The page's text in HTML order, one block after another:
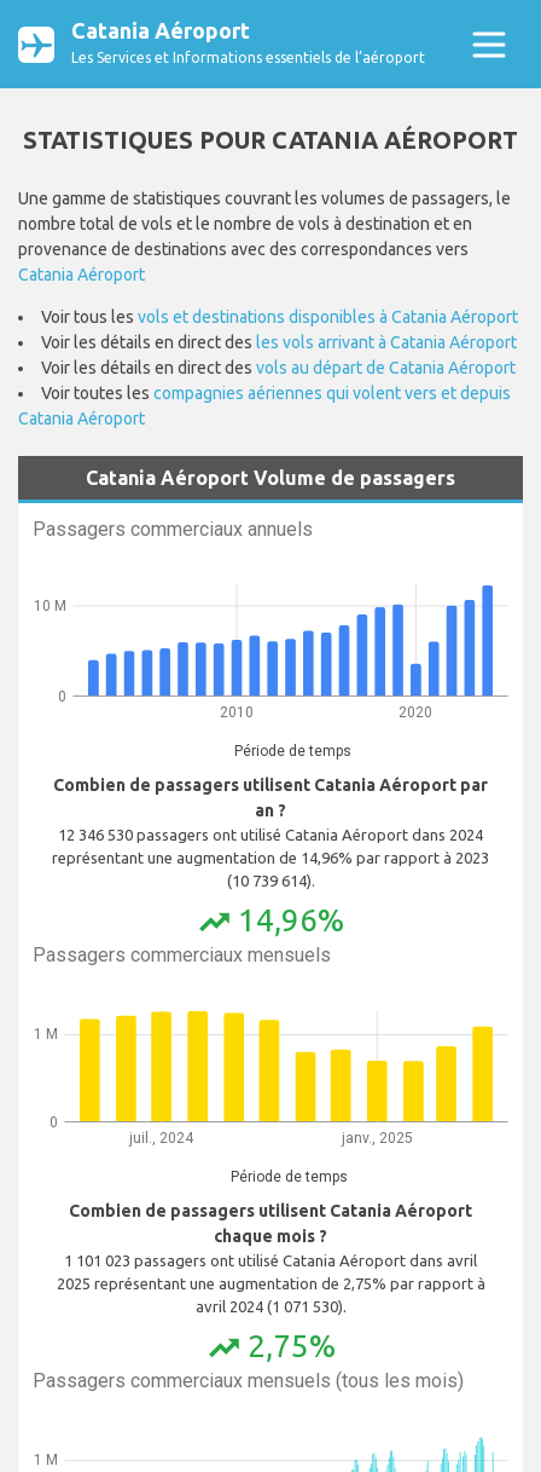
Catania Aéroport
Les Services et Informations essentiels de l’aéroport
STATISTIQUES POUR CATANIA AÉROPORT
Une gamme de statistiques couvrant les volumes de passagers, le
nombre total de vols et le nombre de vols à destination et en
provenance de destinations avec des correspondances vers
Catania Aéroport
Voir tous les vols et destinations disponibles à Catania Aéroport
Voir les détails en direct des les vols arrivant à Catania Aéroport
Voir les détails en direct des vols au départ de Catania Aéroport
Voir toutes les compagnies aériennes qui volent vers et depuis
Catania Aéroport
Catania Aéroport Volume de passagers
Passagers commerciaux annuels
2010 2020
Période de temps
0
10 M
Combien de passagers utilisent Catania Aéroport par
an ?
12 346 530 passagers ont utilisé Catania Aéroport dans 2024
représentant une augmentation de 14,96% par rapport à 2023
(10 739 614).
trending_up 14,96%
Passagers commerciaux mensuels
juil., 2024 janv., 2025
Période de temps
0
1 M
Combien de passagers utilisent Catania Aéroport
chaque mois ?
1 101 023 passagers ont utilisé Catania Aéroport dans avril
2025 représentant une augmentation de 2,75% par rapport à
avril 2024 (1 071 530).
trending_up 2,75%
Passagers commerciaux mensuels (tous les mois)
1 M